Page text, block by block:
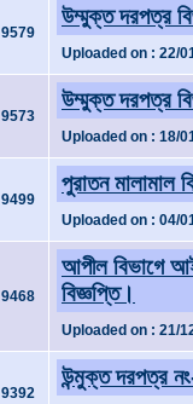
9579
উম্মুক্ত দরপত্র
Uploaded on : 22/
9573
উম্মুক্ত দরপত্র
Uploaded on : 18/
9499
পুরাতন মালামাল
Uploaded on : 04/
9468
আপীল বিভাগে
বিজ্ঞপ্তি।
Uploaded on : 21/
9392
উন্মুক্ত দরপত্র